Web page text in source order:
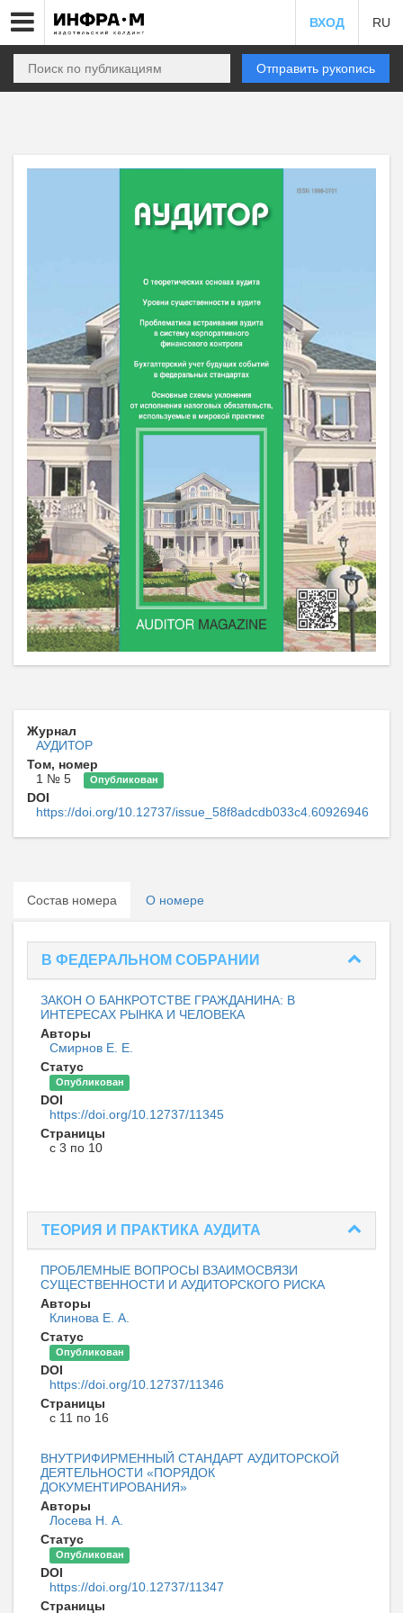
ВХОД RU
Отправить рукопись
Журнал
АУДИТОР
Том, номер
1 № 5
Опубликован
DOI
https://doi.org/10.12737/issue_58f8adcdb033c4.60926946
Состав номера О номере
В ФЕДЕРАЛЬНОМ СОБРАНИИ
ЗАКОН О БАНКРОТСТВЕ ГРАЖДАНИНА: В
ИНТЕРЕСАХ РЫНКА И ЧЕЛОВЕКА
Авторы
Смирнов Е. Е.
Статус
Опубликован
DOI
https://doi.org/10.12737/11345
Страницы
с 3 по 10
ТЕОРИЯ И ПРАКТИКА АУДИТА
ПРОБЛЕМНЫЕ ВОПРОСЫ ВЗАИМОСВЯЗИ
СУЩЕСТВЕННОСТИ И АУДИТОРСКОГО РИСКА
Авторы
Клинова Е. А.
Статус
Опубликован
DOI
https://doi.org/10.12737/11346
Страницы
с 11 по 16
ВНУТРИФИРМЕННЫЙ СТАНДАРТ АУДИТОРСКОЙ
ДЕЯТЕЛЬНОСТИ «ПОРЯДОК
ДОКУМЕНТИРОВАНИЯ»
Авторы
Лосева Н. А.
Статус
Опубликован
DOI
https://doi.org/10.12737/11347
Страницы